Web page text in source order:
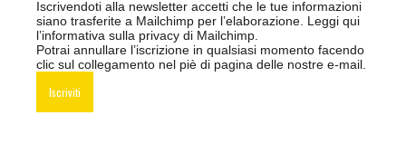
Iscrivendoti alla newsletter accetti che le tue informazioni
siano trasferite a Mailchimp per l’elaborazione. Leggi qui
l’informativa sulla privacy di Mailchimp.
Potrai annullare l’iscrizione in qualsiasi momento facendo
clic sul collegamento nel piè di pagina delle nostre e-mail.